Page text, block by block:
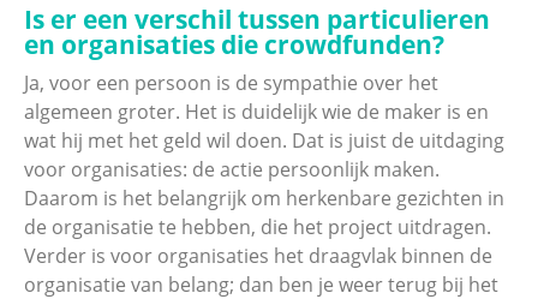
Is er een verschil tussen particulieren
en organisaties die crowdfunden?
Ja, voor een persoon is de sympathie over het
algemeen groter. Het is duidelijk wie de maker is en
wat hij met het geld wil doen. Dat is juist de uitdaging
voor organisaties: de actie persoonlijk maken.
Daarom is het belangrijk om herkenbare gezichten in
de organisatie te hebben, die het project uitdragen.
Verder is voor organisaties het draagvlak binnen de
organisatie van belang; dan ben je weer terug bij het